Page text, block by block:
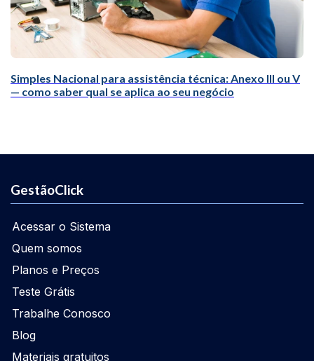
Simples Nacional para assistência técnica: Anexo III ou V
— como saber qual se aplica ao seu negócio
GestãoClick
Acessar o Sistema
Quem somos
Planos e Preços
Teste Grátis
Trabalhe Conosco
Blog
Materiais gratuitos